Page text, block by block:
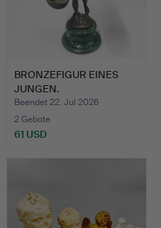
BRONZEFIGUR EINES
JUNGEN.
Beendet 22. Jul 2026
2 Gebote
61 USD